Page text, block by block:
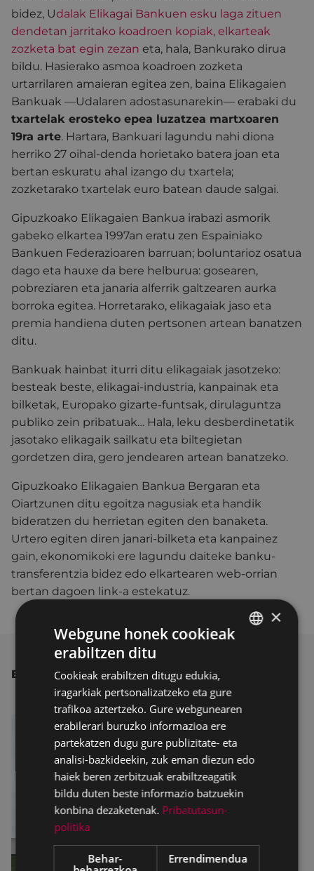
bidez, Udalak Elikagai Bankuen esku laga zituen
dendetan jarritako koadroen kopiak, elkarteak
zozketa bat egin zezan eta, hala, Bankurako dirua
bildu. Hasierako asmoa koadroen zozketa
urtarrilaren amaieran egitea zen, baina Elikagaien
Bankuak —Udalaren adostasunarekin— erabaki du
txartelak erosteko epea luzatzea martxoaren
19ra arte. Hartara, Bankuari lagundu nahi diona
herriko 27 oihal-denda horietako batera joan eta
bertan eskuratu ahal izango du txartela;
zozketarako txartelak euro batean daude salgai.
Gipuzkoako Elikagaien Bankua irabazi asmorik
gabeko elkartea 1997an eratu zen Espainiako
Bankuen Federazioaren barruan; boluntarioz osatua
dago eta hauxe da bere helburua: gosearen,
pobreziaren eta janaria alferrik galtzearen aurka
borroka egitea. Horretarako, elikagaiak jaso eta
premia handiena duten pertsonen artean banatzen
ditu.
Bankuak hainbat iturri ditu elikagaiak jasotzeko:
besteak beste, elikagai-industria, kanpainak eta
bilketak, Europako gizarte-funtsak, dirulaguntza
publiko zein pribatuak… Hala, leku desberdinetatik
jasotako elikagaik sailkatu eta biltegietan
gordetzen dira, gero jendearen artean banatzeko.
Gipuzkoako Elikagaien Bankua Bergaran eta
Oiartzunen ditu egoitza nagusiak eta handik
bideratzen du herrietan egiten den banaketa.
Urtero egiten diren janari-bilketa eta kanpainez
gain, ekonomikoki ere lagundu daiteke banku-
transferentzia bidez edo elkartearen web-orrian
bertan dagoen link-a estekatuz.
BESTE ALBISTE BATZUK
×
Webgune honek cookieak
erabiltzen ditu
Cookieak erabiltzen ditugu edukia,
iragarkiak pertsonalizatzeko eta gure
trafikoa aztertzeko. Gure webgunearen
erabilerari buruzko informazioa ere
partekatzen dugu gure publizitate- eta
analisi-bazkideekin, zuk eman diezun edo
haiek beren zerbitzuak erabiltzeagatik
bildu duten beste informazio batzuekin
konbina dezaketenak. Pribatutasun-
politika
Behar-
Errendimendua